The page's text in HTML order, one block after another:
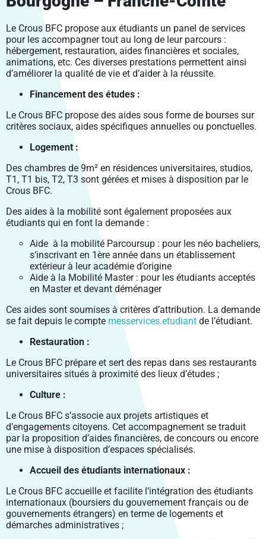
RECRUTEMENT DES ÉTABLISSEMENTS MEMBRES
PROJETS INTÉGRÉS
FELLOWS
MASTERS ISITE-BFC
COLLOQUE SCIENTIFIQUE ISITE-BFC
PÔLE SHS
PÔLE DGEP
PÔLE SV2TEA
POLYTECHNICUM
LABEX LIPSTIC
NCU RITM–BFC
PLATEFORME SMARTLIGHT
CALHIPSO
PROSPECTIVES
PROJETS EUROPÉENS
PROJETS FEDER
SANTÉ PUBLIQUE BFC
PRODUCTIONS
CHARTE DE SIGNATURE SCIENTIFIQUE
PUBLICATIONS SCIENTIFIQUES
PRIX ET DISTINCTIONS
SCIENCE OUVERTE
OUVERTURE DES DONNÉES DE LA RECHERCHE :
DAT@UBFC
SCIENCE AVEC ET POUR LA SOCIÉTÉ
VALORISATION
PORTRAITS DE CHERCHEURS
ENVIRONNEMENTS-SANTÉ
CARNOT-PASTEUR
SCIENCES POUR L’INGÉNIEUR ET MICROTECHNIQUES
DROIT, GESTION, SCIENCES ÉCONOMIQUES ET POLITIQUES
LETTRES, COMMUNICATION, LANGUES, ART
SOCIÉTÉS, ESPACE, PRATIQUES, TEMPS
FORMATION CONTINUE
ENTREPRENEURIAT
ENTREPRENEURIAT ÉTUDIANT : PEPITE-BFC
ENTREPRENEURIAT ET DOCTORAT
INSERTION PROFESSIONNELLE
DOCTORAT ET CARRIÈRE PROFESSIONNELLE
RÉSEAU UBFC ALUMNI
CROUS BOURGOGNE – FRANCHE-COMTÉ
SIGNALER UNE SITUATION D’URGENCE
CONSTRUIRE LA VIE ÉTUDIANTE 2024-2029
VENIR À UBFC
PARTIR À L’ÉTRANGER
CONTACTS
Le Crous BFC propose aux étudiants un panel de services
pour les accompagner tout au long de leur parcours :
hébergement, restauration, aides financières et sociales,
animations, etc. Ces diverses prestations permettent ainsi
d’améliorer la qualité de vie et d’aider à la réussite.
Financement des études :
Le Crous BFC propose des aides sous forme de bourses sur
critères sociaux, aides spécifiques annuelles ou ponctuelles.
Logement :
Des chambres de 9m² en résidences universitaires, studios,
T1, T1 bis, T2, T3 sont gérées et mises à disposition par le
Crous BFC.
Des aides à la mobilité sont également proposées aux
étudiants qui en font la demande :
Aide à la mobilité Parcoursup : pour les néo bacheliers,
s’inscrivant en 1ère année dans un établissement
extérieur à leur académie d’origine
Aide à la Mobilité Master : pour les étudiants acceptés
en Master et devant déménager
Ces aides sont soumises à critères d’attribution. La demande
se fait depuis le compte messervices.etudiant de l’étudiant.
Restauration :
Le Crous BFC prépare et sert des repas dans ses restaurants
universitaires situés à proximité des lieux d’études ;
Culture :
Le Crous BFC s’associe aux projets artistiques et
d’engagements citoyens. Cet accompagnement se traduit
par la proposition d’aides financières, de concours ou encore
une mise à disposition d’espaces spécialisés.
Accueil des étudiants internationaux :
Le Crous BFC accueille et facilite l’intégration des étudiants
internationaux (boursiers du gouvernement français ou de
gouvernements étrangers) en terme de logements et
démarches administratives ;